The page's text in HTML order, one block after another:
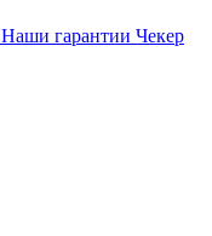
Наши гарантии Чекер